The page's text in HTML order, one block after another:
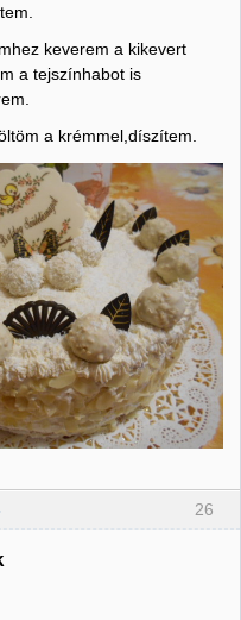
keverem a kikevert
a tejszínhabot is
a krémmel,díszítem.
26